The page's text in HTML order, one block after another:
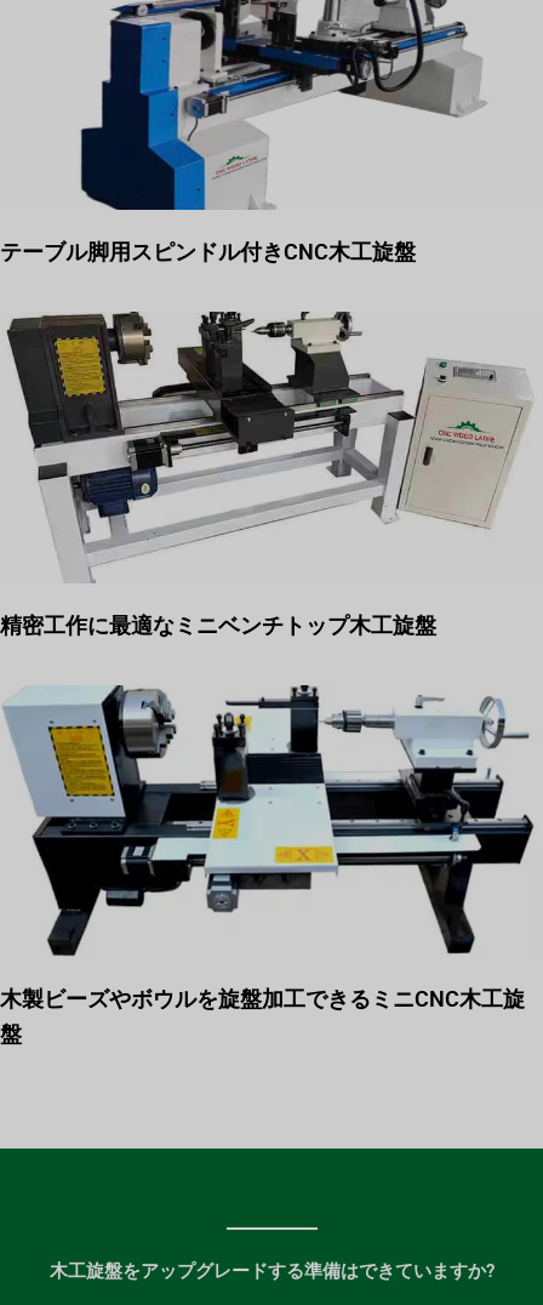
テーブル脚用スピンドル付きCNC木工旋盤
精密工作に最適なミニベンチトップ木工旋盤
木製ビーズやボウルを旋盤加工できるミニCNC木工旋
盤
木工旋盤をアップグレードする準備はできていますか?